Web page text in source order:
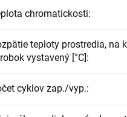
chromatickosti:
teploty prostredia, na
vystavený [°C]:
cyklov zap./vyp.: